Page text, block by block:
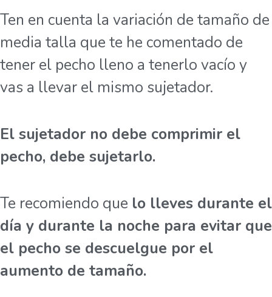
Ten en cuenta la variación de tamaño de
media talla que te he comentado de
tener el pecho lleno a tenerlo vacío y
vas a llevar el mismo sujetador.
El sujetador no debe comprimir el
pecho, debe sujetarlo.
Te recomiendo que lo lleves durante el
día y durante la noche para evitar que
el pecho se descuelgue por el
aumento de tamaño.